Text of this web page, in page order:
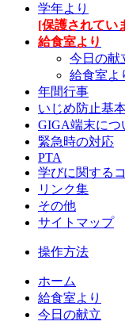
学年より
[保護されてい
給食室より
今日の献
給食室よ
年間行事
いじめ防止基
GIGA端末につ
緊急時の対応
PTA
学びに関する
リンク集
その他
サイトマップ
操作方法
ホーム
給食室より
今日の献立